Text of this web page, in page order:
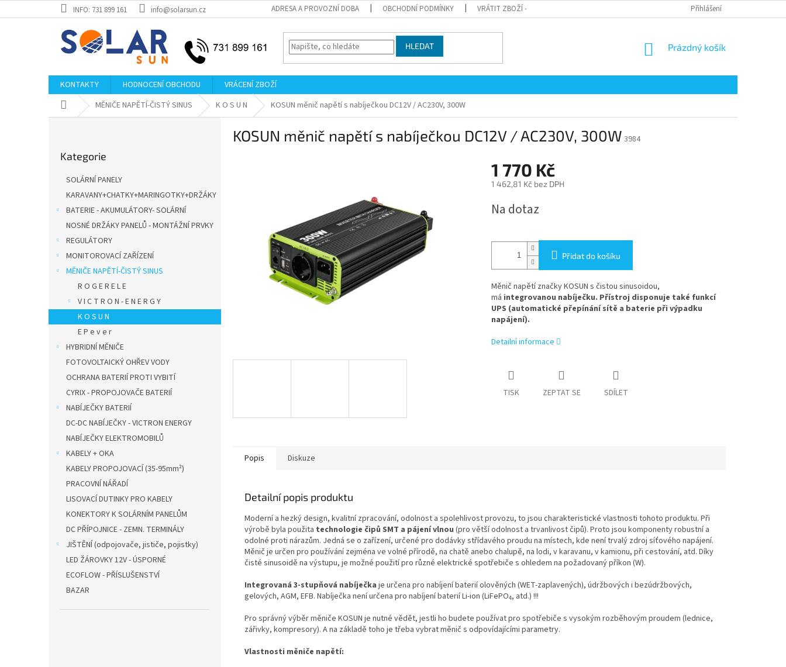
na
INFO: 731 899 161 info@solarsun.cz ADRESA A PROVOZNÍ DOBA OBCHODNÍ PODMÍNKY VRÁTIT ZBOŽÍ - ODSTOUPENÍ OD SMLOUVY REKLAMACE ZBOŽÍPřihlášení
HLEDAT
NÁKUPNÍ
Prázdný košík
KONTAKTY HODNOCENÍ OBCHODU
VRÁCENÍ ZBOŽÍ
Domů MĚNIČE NAPĚTÍ-ČISTÝ SINUS K O S U N KOSUN měnič napětí s nabíječkou DC12V / AC230V, 300W
kategorie
Kategorie
SOLÁRNÍ PANELY
KARAVANY+CHATKY+MARINGOTKY+DRŽÁKY
BATERIE - AKUMULÁTORY- SOLÁRNÍ
NOSNÉ DRŽÁKY PANELŮ - MONTÁŽNÍ PRVKY
REGULÁTORY
MONITOROVACÍ ZAŘÍZENÍ
MĚNIČE NAPĚTÍ-ČISTÝ SINUS
R O G E R E L E
V I C T R O N - E N E R G Y
K O S U N
E P e v e r
HYBRIDNÍ MĚNIČE
FOTOVOLTAICKÝ OHŘEV VODY
OCHRANA BATERIÍ PROTI VYBITÍ
CYRIX - PROPOJOVAČE BATERIÍ
NABÍJEČKY BATERIÍ
DC-DC NABÍJEČKY - VICTRON ENERGY
NABÍJEČKY ELEKTROMOBILŮ
KABELY + OKA
KABELY PROPOJOVACÍ (35-95mm²)
PRACOVNÍ NÁŘADÍ
LISOVACÍ DUTINKY PRO KABELY
KONEKTORY K SOLÁRNÍM PANELŮM
DC PŘÍPOJNICE - ZEMN. TERMINÁLY
JIŠTĚNÍ (odpojovače, jističe, pojistky)
LED ŽÁROVKY 12V - ÚSPORNÉ
ECOFLOW - PŘÍSLUŠENSTVÍ
BAZAR
KOSUN měnič napětí s nabíječkou DC12V / AC230V, 300W 3984
1 770 Kč
1 462,81 Kč bez DPH
cena:
Na dotaz
Přidat do košíku
Měnič napětí značky KOSUN s čistou sinusoidou,
má integrovanou nabíječku. Přístroj disponuje také funkcí
UPS (automatické přepínání sítě a baterie při výpadku
napájení).
Detailní informace
TISK ZEPTAT SE SDÍLET
Popis Diskuze
Detailní popis produktu
Moderní a hezký design, kvalitní zpracování, odolnost a spolehlivost provozu, to jsou charakteristické vlastnosti tohoto produktu. Při
výrobě byla použita technologie čipů SMT a pájení vlnou (pro větší odolnost a trvanlivost čipů). Proto jsou komponenty robustní a
odolné proti nárazům. Jedná se o zařízení, určené pro dodávky střídavého proudu na místech, kde není trvalý zdroj síťového napájení.
Měnič je určen pro používání zejména ve volné přírodě, na chatě anebo chalupě, na lodi, v karavanu, v kamionu, při cestování, atd. Díky
čisté sinusoidě na výstupu, je možné použití pro různé elektrické spotřebiče s ohledem na požadovaný příkon (W).
Integrovaná 3-stupňová nabíječka je určena pro nabíjení baterií olověných (WET-zaplavených), údržbových i bezúdržbových,
gelových, AGM, EFB. Nabíječka není určena pro nabíjení baterií Li-ion (LiFePO4, atd.) !!!
Pro správný výběr měniče KOSUN je nutné vědět, jestli ho budete používat pro spotřebiče s vysokým rozběhovým proudem (lednice,
zářivky, kompresory). A na základě toho je třeba vybrat měnič s odpovídajícími parametry.
Vlastnosti měniče napětí: